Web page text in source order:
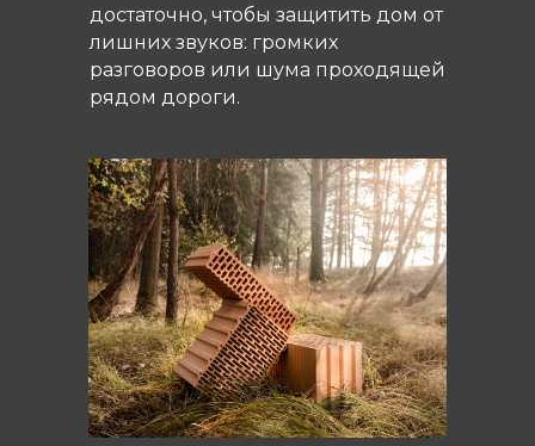
достаточно, чтобы защитить дом от
лишних звуков: громких
разговоров или шума проходящей
рядом дороги.